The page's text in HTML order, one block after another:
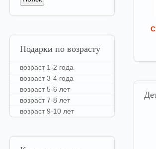
Подарки по возрасту
возраст 1-2 года
возраст 3-4 года
возраст 5-6 лет
возраст 7-8 лет
возраст 9-10 лет